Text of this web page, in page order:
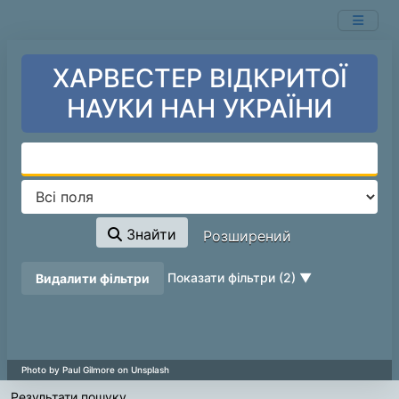
ХАРВЕСТЕР ВІДКРИТОЇ
НАУКИ НАН УКРАЇНИ
Знайти Розширений
Видалити фільтри Показати фільтри (2)